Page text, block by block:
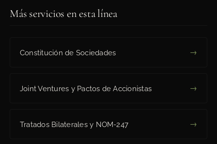
Más servicios en esta línea
Constitución de Sociedades →
Joint Ventures y Pactos de Accionistas →
Tratados Bilaterales y NOM-247 →